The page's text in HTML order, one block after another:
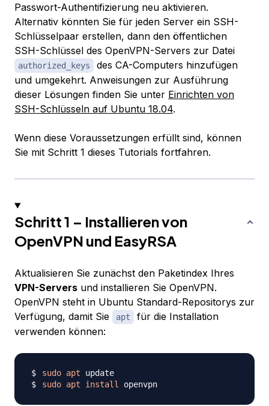
Passwort-Authentifizierung neu aktivieren.
Alternativ könnten Sie für jeden Server ein SSH-
Schlüsselpaar erstellen, dann den öffentlichen
SSH-Schlüssel des OpenVPN-Servers zur Datei
authorized_keys
des CA-Computers hinzufügen
und umgekehrt. Anweisungen zur Ausführung
dieser Lösungen finden Sie unter Einrichten von
SSH-Schlüsseln auf Ubuntu 18.04.
Wenn diese Voraussetzungen erfüllt sind, können
Sie mit Schritt 1 dieses Tutorials fortfahren.
Schritt 1 – Installieren von
OpenVPN und EasyRSA
Aktualisieren Sie zunächst den Paketindex Ihres
VPN-Servers und installieren Sie OpenVPN.
OpenVPN steht in Ubuntu Standard-Repositorys zur
Verfügung, damit Sie
apt
für die Installation
verwenden können:
sudo apt
sudo apt install